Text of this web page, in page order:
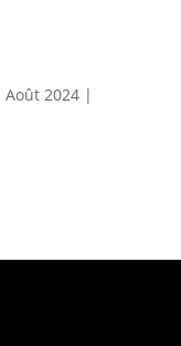
Août 2024|